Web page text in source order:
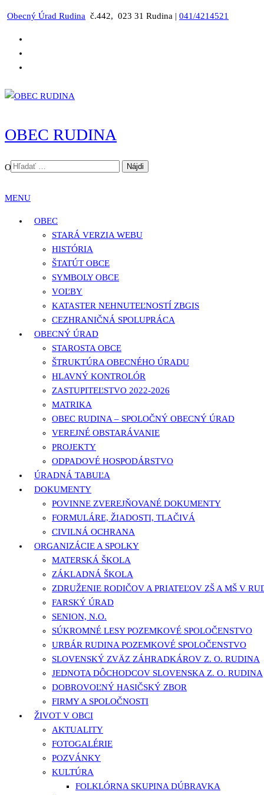
Preskočiť
Obecný Úrad Rudina č.442, 023 31 Rudina | 041/4214521
OBEC RUDINA
Oficiálna stránka obce Rudina
HĽADAŤ:
MENU
OBEC
STARÁ VERZIA WEBU
HISTÓRIA
ŠTATÚT OBCE
SYMBOLY OBCE
VOĽBY
KATASTER NEHNUTEĽNOSTÍ ZBGIS
CEZHRANIČNÁ SPOLUPRÁCA
OBECNÝ ÚRAD
STAROSTA OBCE
ŠTRUKTÚRA OBECNÉHO ÚRADU
HLAVNÝ KONTROLÓR
ZASTUPITEĽSTVO 2022-2026
MATRIKA
OBEC RUDINA – SPOLOČNÝ OBECNÝ ÚRAD
VEREJNÉ OBSTARÁVANIE
PROJEKTY
ODPADOVÉ HOSPODÁRSTVO
ÚRADNÁ TABUĽA
DOKUMENTY
POVINNE ZVEREJŇOVANÉ DOKUMENTY
FORMULÁRE, ŽIADOSTI, TLAČIVÁ
CIVILNÁ OCHRANA
ORGANIZÁCIE A SPOLKY
MATERSKÁ ŠKOLA
ZÁKLADNÁ ŠKOLA
ZDRUŽENIE RODIČOV A PRIATEĽOV ZŠ A MŠ V
FARSKÝ ÚRAD
SENION, N.O.
SÚKROMNÉ LESY POZEMKOVÉ SPOLOČENSTVO
URBÁR RUDINA POZEMKOVÉ SPOLOČENSTVO
SLOVENSKÝ ZVÄZ ZÁHRADKÁROV Z. O. RUDINA
JEDNOTA DÔCHODCOV SLOVENSKA Z. O. RUDINA
DOBROVOĽNÝ HASIČSKÝ ZBOR
FIRMY A SPOLOČNOSTI
ŽIVOT V OBCI
AKTUALITY
FOTOGALÉRIE
POZVÁNKY
KULTÚRA
FOLKLÓRNA SKUPINA DÚBRAVKA